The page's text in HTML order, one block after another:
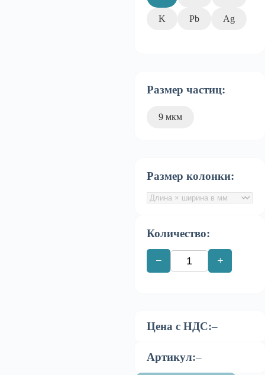
K Pb Ag
Размер частиц:
9 мкм
Размер колонки:
Количество:
− +
Цена с НДС:–
Артикул:–